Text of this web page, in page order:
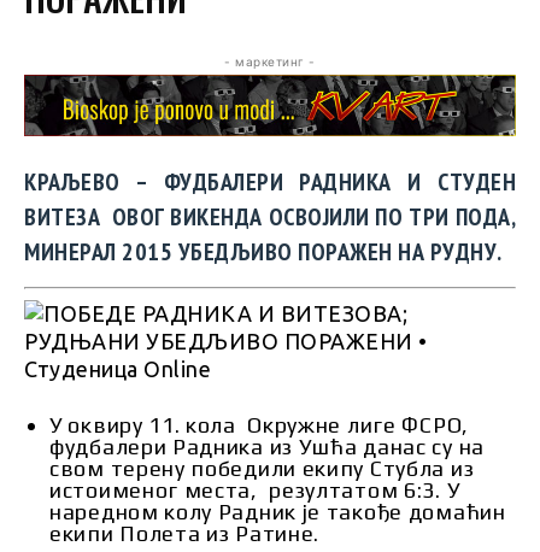
- маркетинг -
КРАЉЕВО – ФУДБАЛЕРИ РАДНИКА И СТУДЕН
ВИТЕЗА ОВОГ ВИКЕНДА ОСВОЈИЛИ ПО ТРИ ПОДА,
МИНЕРАЛ 2015 УБЕДЉИВО ПОРАЖЕН НА РУДНУ.
У оквиру 11. кола Окружне лиге ФСРО,
фудбалери Радника из Ушћа данас су на
свом терену победили екипу Стубла из
истоименог места, резултатом 6:3. У
наредном колу Радник је такође домаћин
екипи Полета из Ратине.